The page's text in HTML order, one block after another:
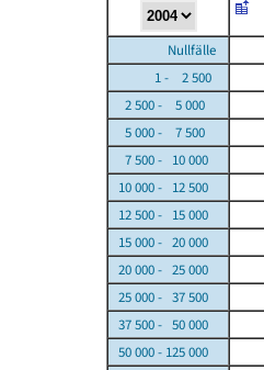
Nullfälle
1 - 2 500
2 500 - 5 000
5 000 - 7 500
7 500 - 10 000
10 000 - 12 500
12 500 - 15 000
15 000 - 20 000
20 000 - 25 000
25 000 - 37 500
37 500 - 50 000
50 000 - 125 000